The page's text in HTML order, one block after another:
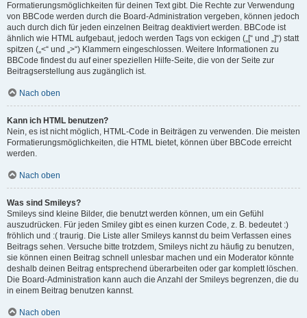
Formatierungsmöglichkeiten für deinen Text gibt. Die Rechte zur Verwendung
von BBCode werden durch die Board-Administration vergeben, können jedoch
auch durch dich für jeden einzelnen Beitrag deaktiviert werden. BBCode ist
ähnlich wie HTML aufgebaut, jedoch werden Tags von eckigen („[“ und „]“) statt
spitzen („<“ und „>“) Klammern eingeschlossen. Weitere Informationen zu
BBCode findest du auf einer speziellen Hilfe-Seite, die von der Seite zur
Beitragserstellung aus zugänglich ist.
Nach oben
Kann ich HTML benutzen?
Nein, es ist nicht möglich, HTML-Code in Beiträgen zu verwenden. Die meisten
Formatierungsmöglichkeiten, die HTML bietet, können über BBCode erreicht
werden.
Nach oben
Was sind Smileys?
Smileys sind kleine Bilder, die benutzt werden können, um ein Gefühl
auszudrücken. Für jeden Smiley gibt es einen kurzen Code, z. B. bedeutet :)
fröhlich und :( traurig. Die Liste aller Smileys kannst du beim Verfassen eines
Beitrags sehen. Versuche bitte trotzdem, Smileys nicht zu häufig zu benutzen,
sie können einen Beitrag schnell unlesbar machen und ein Moderator könnte
deshalb deinen Beitrag entsprechend überarbeiten oder gar komplett löschen.
Die Board-Administration kann auch die Anzahl der Smileys begrenzen, die du
in einem Beitrag benutzen kannst.
Nach oben